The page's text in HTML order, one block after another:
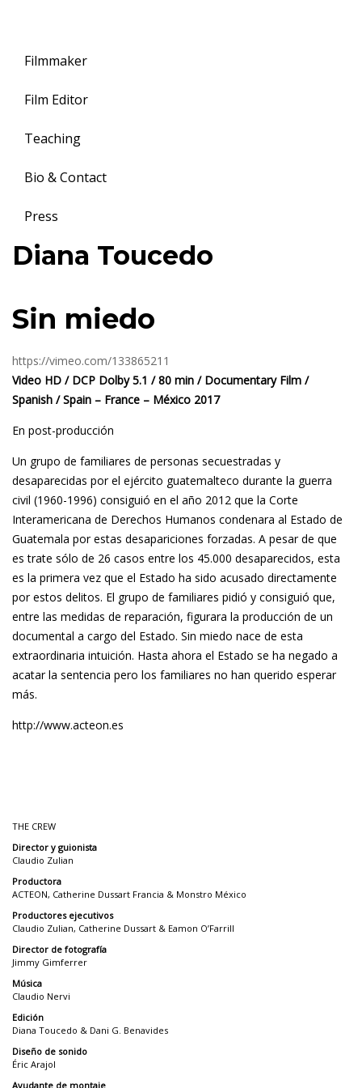
Filmmaker
Film Editor
Teaching
Bio & Contact
Press
Toggle
navigation
Diana Toucedo
S
i
n
m
i
e
d
o
Sin miedo
https://vimeo.com/133865211
Video HD / DCP Dolby 5.1 / 80 min / Documentary Film /
Spanish / Spain – France – México 2017
En post-producción
Un grupo de familiares de personas secuestradas y
desaparecidas por el ejército guatemalteco durante la guerra
civil (1960-1996) consiguió en el año 2012 que la Corte
Interamericana de Derechos Humanos condenara al Estado de
Guatemala por estas desapariciones forzadas. A pesar de que
es trate sólo de 26 casos entre los 45.000 desaparecidos, esta
es la primera vez que el Estado ha sido acusado directamente
por estos delitos. El grupo de familiares pidió y consiguió que,
entre las medidas de reparación, figurara la producción de un
documental a cargo del Estado. Sin miedo nace de esta
extraordinaria intuición. Hasta ahora el Estado se ha negado a
acatar la sentencia pero los familiares no han querido esperar
más.
http://www.acteon.es
THE CREW
Director y guionista
Claudio Zulian
Productora
ACTEON, Catherine Dussart Francia & Monstro México
Productores ejecutivos
Claudio Zulian, Catherine Dussart & Eamon O’Farrill
Director de fotografía
Jimmy Gimferrer
Música
Claudio Nervi
Edición
Diana Toucedo & Dani G. Benavides
Diseño de sonido
Éric Arajol
Ayudante de montaje